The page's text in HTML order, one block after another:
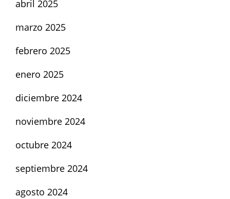
abril 2025
marzo 2025
febrero 2025
enero 2025
diciembre 2024
noviembre 2024
octubre 2024
septiembre 2024
agosto 2024